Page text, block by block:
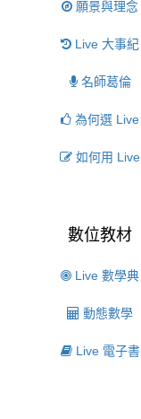
願景與理念
Live 大事紀
名師葛倫
為何選 Live
如何用 Live
數位教材
Live 數學典
動態數學
Live 電子書